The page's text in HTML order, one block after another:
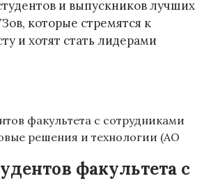
и выпускников лучших
которые стремятся к
и хотят стать лидерами
факультета с